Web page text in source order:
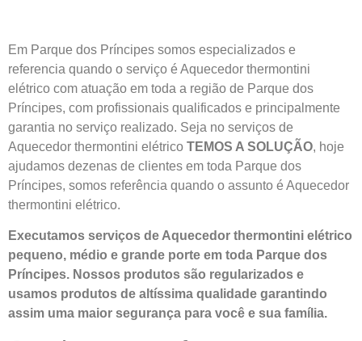
Em Parque dos Príncipes somos especializados e
referencia quando o serviço é Aquecedor thermontini
elétrico com atuação em toda a região de Parque dos
Príncipes, com profissionais qualificados e principalmente
garantia no serviço realizado. Seja no serviços de
Aquecedor thermontini elétrico TEMOS A SOLUÇÃO, hoje
ajudamos dezenas de clientes em toda Parque dos
Príncipes, somos referência quando o assunto é Aquecedor
thermontini elétrico.
Executamos serviços de Aquecedor thermontini elétrico
pequeno, médio e grande porte em toda Parque dos
Príncipes. Nossos produtos são regularizados e
usamos produtos de altíssima qualidade garantindo
assim uma maior segurança para você e sua família.